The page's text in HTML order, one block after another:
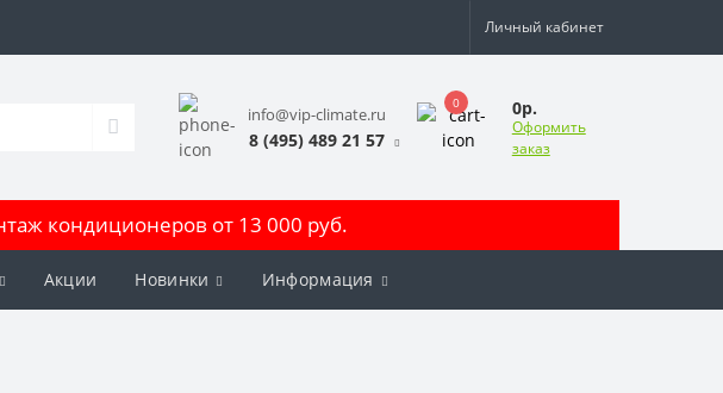
Личный кабинет
info@vip-climate.ru
8 (495) 489 21 57
0 0р.
Оформить
заказ
кондиционеров от 13 000 руб.
Акции Новинки Информация